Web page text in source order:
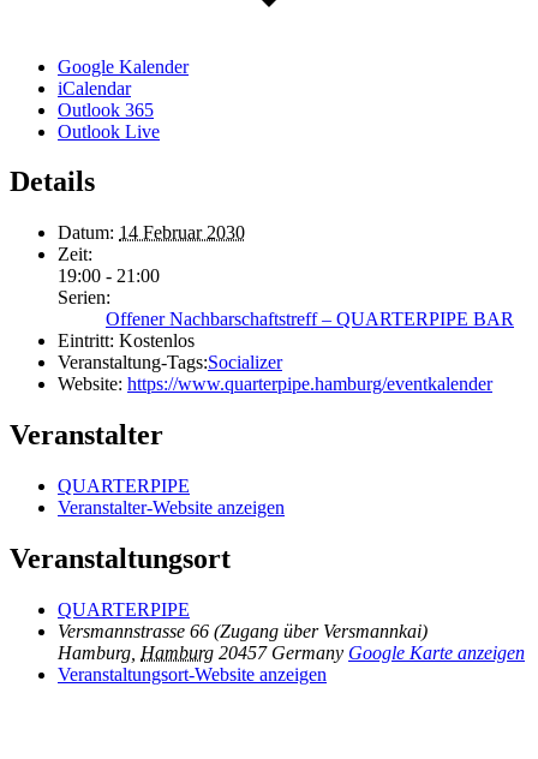
Google Kalender
iCalendar
Outlook 365
Outlook Live
Details
Datum: 14 Februar 2030
Zeit:
19:00 - 21:00
Serien:
Offener Nachbarschaftstreff – QUARTERPIPE BAR
Eintritt: Kostenlos
Veranstaltung-Tags:Socializer
Website: https://www.quarterpipe.hamburg/eventkalender
Veranstalter
QUARTERPIPE
Veranstalter-Website anzeigen
Veranstaltungsort
QUARTERPIPE
Versmannstrasse 66 (Zugang über Versmannkai)
Hamburg Hamburg 20457 Germany Google Karte anzeigen
Veranstaltungsort-Website anzeigen